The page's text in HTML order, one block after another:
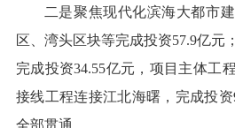
二是聚焦现代化滨海大都市
区、湾头区块等完成投资57.9亿元
完成投资34.55亿元，项目主体工
接线工程连接江北海曙，完成投